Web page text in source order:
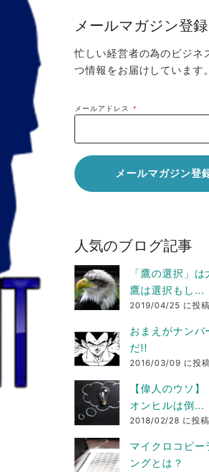
メールマガジン登録
忙しい経営者の為のビジネ
つ情報をお届けしています。
メールアドレス*
人気のブログ記事
「鷹の選択」
鷹は選択もし...
2019/04/25 に投
おまえがナンバ
だ!!
2016/03/09 に投
【偉人のウソ
オンヒルは倒...
2018/02/28 に投稿
マイクロコピー
ングとは？